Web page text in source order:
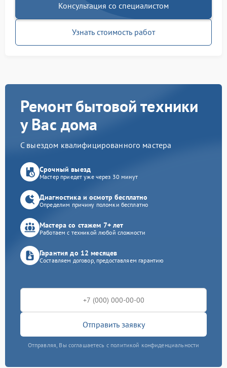
Консультация со специалистом
Узнать стоимость работ
Ремонт бытовой техники
у Вас дома
С выездом квалифицированного мастера
Срочный выезд
Мастер приедет уже через 30 минут
Диагностика и осмотр бесплатно
Определим причину поломки бесплатно
Мастера со стажем 7+ лет
Работаем с техникой любой сложности
Гарантия до 12 месяцев
Составляем договор, предоставляем гарантию
Отправить заявку
Отправляя, Вы соглашаетесь с политикой конфиденциальности